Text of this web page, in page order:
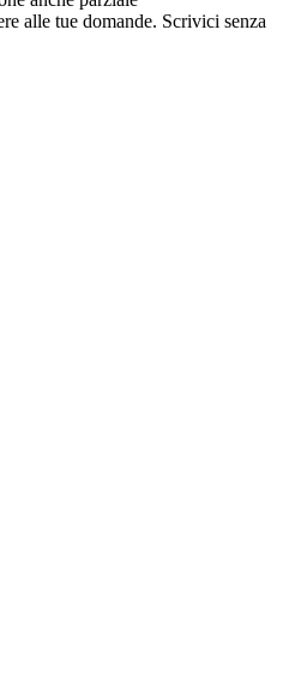
alle tue domande. Scrivici senza